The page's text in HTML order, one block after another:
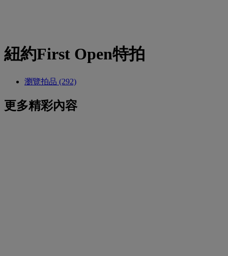
紐約First Open特拍
瀏覽拍品 (292)
更多精彩內容